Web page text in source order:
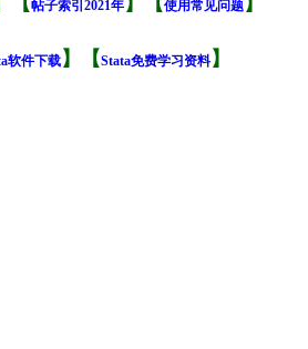
帖子索引2021年 使用常见问题
软件下载 】【Stata免费学习资料 】